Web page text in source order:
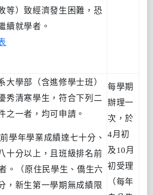
等）致經濟發生困難，恐
續就學者。
大學部（含進修學士班）
秀清寒學生，符合下列二
之一者，均可申請。
學年學業成績達七十分、
十分以上，且班級排名前
。（原住民學生、僑生六
，新生第一學期無成績限
每學期
辦理一
次，於
4月初
及10月
初受理
（每年